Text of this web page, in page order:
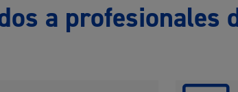
a profesionales